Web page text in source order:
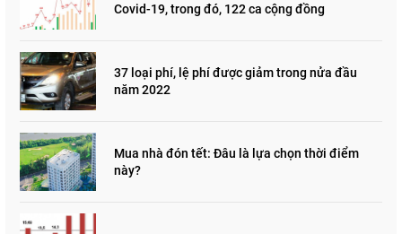
Covid-19, trong đó, 122 ca cộng đồng
37 loại phí, lệ phí được giảm trong nửa đầu
năm 2022
Mua nhà đón tết: Đâu là lựa chọn thời điểm
này?